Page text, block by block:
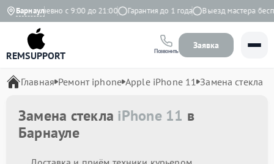
Барнаул
Ежедневно с 9:00 до 21:00 Гарантия до 1 года Выезд мастера
REMSUPPORT Позвонить
Заявка
Главная Ремонт iphone Apple iPhone 11 Замена стекла
Замена стекла iPhone 11 в
Барнауле